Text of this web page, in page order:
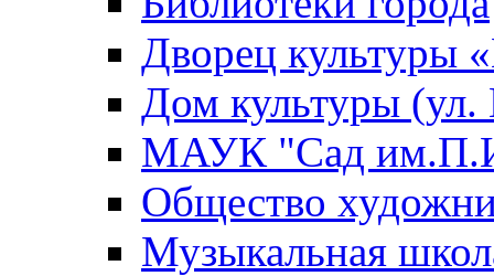
Дворец культуры
Дом культуры (ул.
МАУК "Сад
Общество
Музыкальная